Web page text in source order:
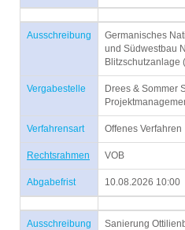
Ausschreibung
Germanisches
und Südwestbau
Blitzschutzanlage
Vergabestelle
Drees & Sommer
Verfahrensart Offenes Verfahren
Rechtsrahmen VOB
Abgabefrist 10.08.2026 10:00
Ausschreibung
Sanierung